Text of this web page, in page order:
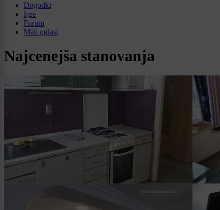
Dogodki
Igre
Forum
Mali oglasi
Najcenejša stanovanja